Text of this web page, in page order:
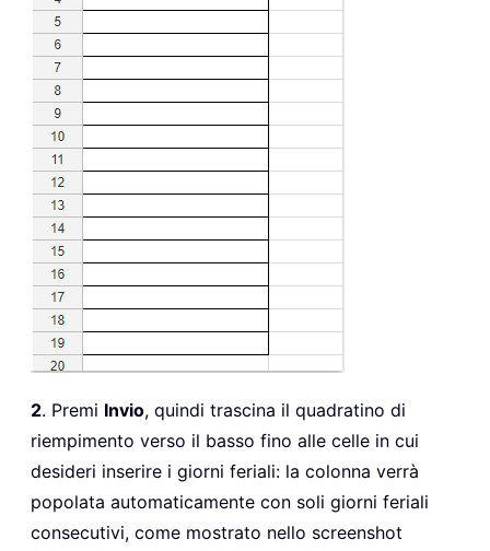
2. Premi Invio, quindi trascina il quadratino di
riempimento verso il basso fino alle celle in cui
desideri inserire i giorni feriali: la colonna verrà
popolata automaticamente con soli giorni feriali
consecutivi, come mostrato nello screenshot